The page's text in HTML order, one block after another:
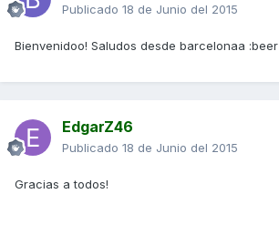
Publicado 18 de Junio del 2015
Bienvenidoo! Saludos desde barcelonaa :beer
EdgarZ46
Publicado 18 de Junio del 2015
Gracias a todos!